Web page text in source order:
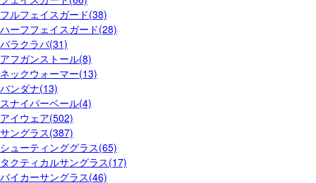
フルフェイスガード(38)
ハーフフェイスガード(28)
バラクラバ(31)
アフガンストール(8)
ネックウォーマー(13)
バンダナ(13)
スナイパーベール(4)
アイウェア(502)
サングラス(387)
シューティンググラス(65)
タクティカルサングラス(17)
バイカーサングラス(46)